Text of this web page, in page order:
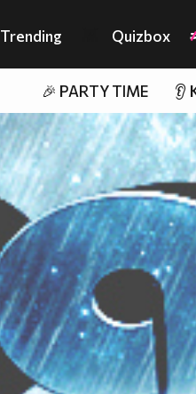
Trending Quizbox
🎉 PARTY TIME 👂